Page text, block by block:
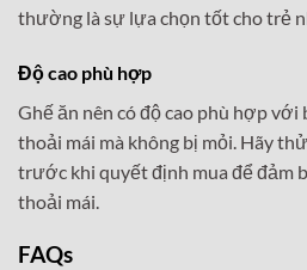
thường là sự lựa chọn tốt cho trẻ
Độ cao phù hợp
Ghế ăn nên có độ cao phù hợp với
thoải mái mà không bị mỏi. Hãy
trước khi quyết định mua để đảm
thoải mái.
FAQs